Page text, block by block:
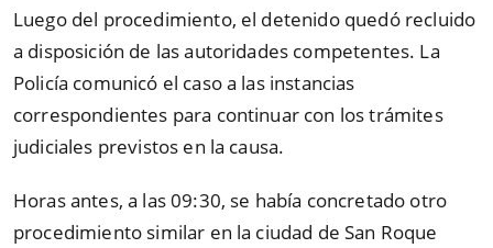
Luego del procedimiento, el detenido quedó recluido
a disposición de las autoridades competentes. La
Policía comunicó el caso a las instancias
correspondientes para continuar con los trámites
judiciales previstos en la causa.
Horas antes, a las 09:30, se había concretado otro
procedimiento similar en la ciudad de San Roque